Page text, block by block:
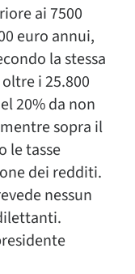
ai 7500
euro annui,
la stessa
i 25.800
20% da non
sopra il
le tasse
dei redditi.
nessun